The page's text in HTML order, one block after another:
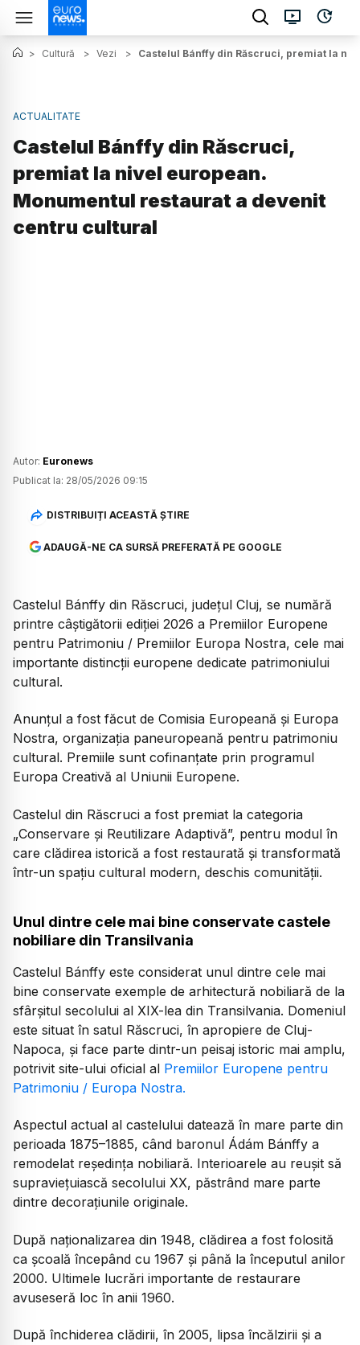
> Cultură > Vezi > Castelul Bánffy din Răscruci, premiat la
ACTUALITATE
Castelul Bánffy din Răscruci,
premiat la nivel european.
Monumentul restaurat a devenit
centru cultural
Autor: Euronews
Publicat la: 28/05/2026 09:15
DISTRIBUIȚI ACEASTĂ ȘTIRE
ADAUGĂ-NE CA SURSĂ PREFERATĂ PE GOOGLE
Castelul Bánffy din Răscruci, județul Cluj, se numără
printre câștigătorii ediției 2026 a Premiilor Europene
pentru Patrimoniu / Premiilor Europa Nostra, cele mai
importante distincții europene dedicate patrimoniului
cultural.
Anunțul a fost făcut de Comisia Europeană și Europa
Nostra, organizația paneuropeană pentru patrimoniu
cultural. Premiile sunt cofinanțate prin programul
Europa Creativă al Uniunii Europene.
Castelul din Răscruci a fost premiat la categoria
„Conservare și Reutilizare Adaptivă”, pentru modul în
care clădirea istorică a fost restaurată și transformată
într-un spațiu cultural modern, deschis comunității.
Unul dintre cele mai bine conservate castele
nobiliare din Transilvania
Castelul Bánffy este considerat unul dintre cele mai
bine conservate exemple de arhitectură nobiliară de la
sfârșitul secolului al XIX-lea din Transilvania. Domeniul
este situat în satul Răscruci, în apropiere de Cluj-
Napoca, și face parte dintr-un peisaj istoric mai amplu,
potrivit site-ului oficial al Premiilor Europene pentru
Patrimoniu / Europa Nostra.
Aspectul actual al castelului datează în mare parte din
perioada 1875–1885, când baronul Ádám Bánffy a
remodelat reședința nobiliară. Interioarele au reușit să
supraviețuiască secolului XX, păstrând mare parte
dintre decorațiunile originale.
După naționalizarea din 1948, clădirea a fost folosită
ca școală începând cu 1967 și până la începutul anilor
2000. Ultimele lucrări importante de restaurare
avuseseră loc în anii 1960.
După închiderea clădirii, în 2005, lipsa încălzirii și a